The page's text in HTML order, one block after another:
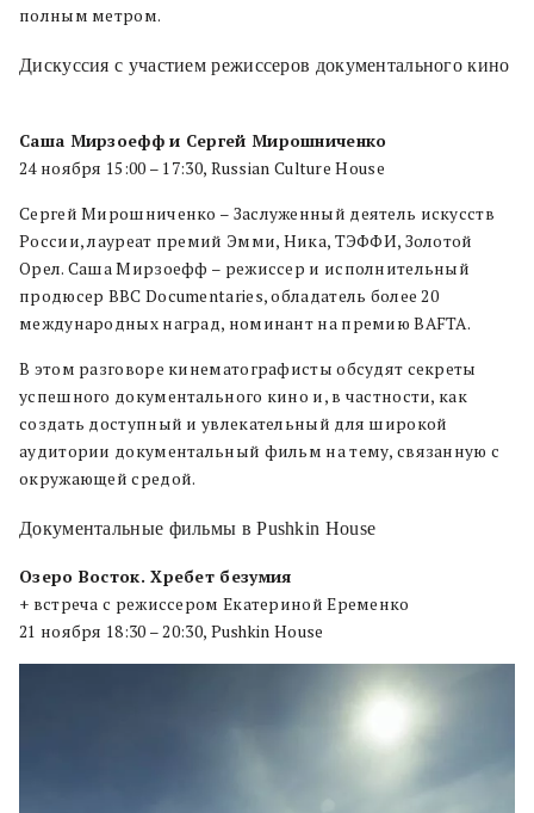
полным метром.
Дискуссия с участием режиссеров документального кино
Саша Мирзоефф и Сергей Мирошниченко
24 ноября 15:00 – 17:30, Russian Culture House
Сергей Мирошниченко – Заслуженный деятель искусств
России, лауреат премий Эмми, Ника, ТЭФФИ, Золотой
Орел. Саша Мирзоефф – режиссер и исполнительный
продюсер BBC Documentaries, обладатель более 20
международных наград, номинант на премию BAFTA.
В этом разговоре кинематографисты обсудят секреты
успешного документального кино и, в частности, как
создать доступный и увлекательный для широкой
аудитории документальный фильм на тему, связанную с
окружающей средой.
Документальные фильмы в Pushkin House
Озеро Восток. Хребет безумия
+ встреча с режиссером Екатериной Еременко
21 ноября 18:30 – 20:30, Pushkin House